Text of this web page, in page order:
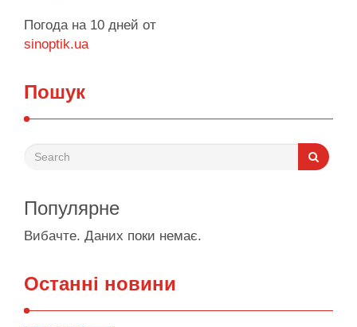
Погода на 10 дней от
sinoptik.ua
Пошук
Популярне
Вибачте. Даних поки немає.
Останні новини